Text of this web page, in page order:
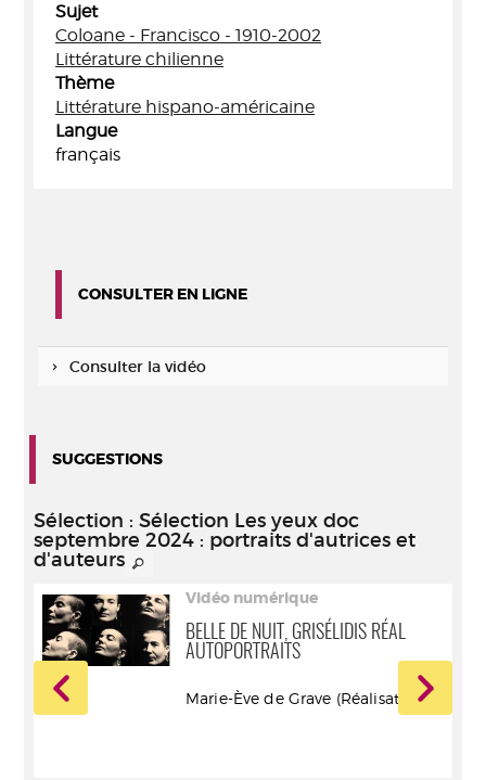
Sujet
Coloane - Francisco - 1910-2002
Littérature chilienne
Thème
Littérature hispano-américaine
Langue
français
CONSULTER EN LIGNE
Consulter la vidéo
SUGGESTIONS
Sélection : Sélection Les yeux doc
septembre 2024 : portraits d'autrices et
d'auteurs
Vidéo numérique
BELLE DE NUIT, GRISÉLIDIS RÉAL
AUTOPORTRAITS
Marie-Ève de Grave (Réalisateur)